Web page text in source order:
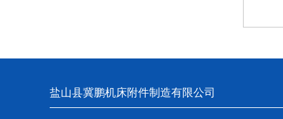
盐山县冀鹏机床附件制造有限公司